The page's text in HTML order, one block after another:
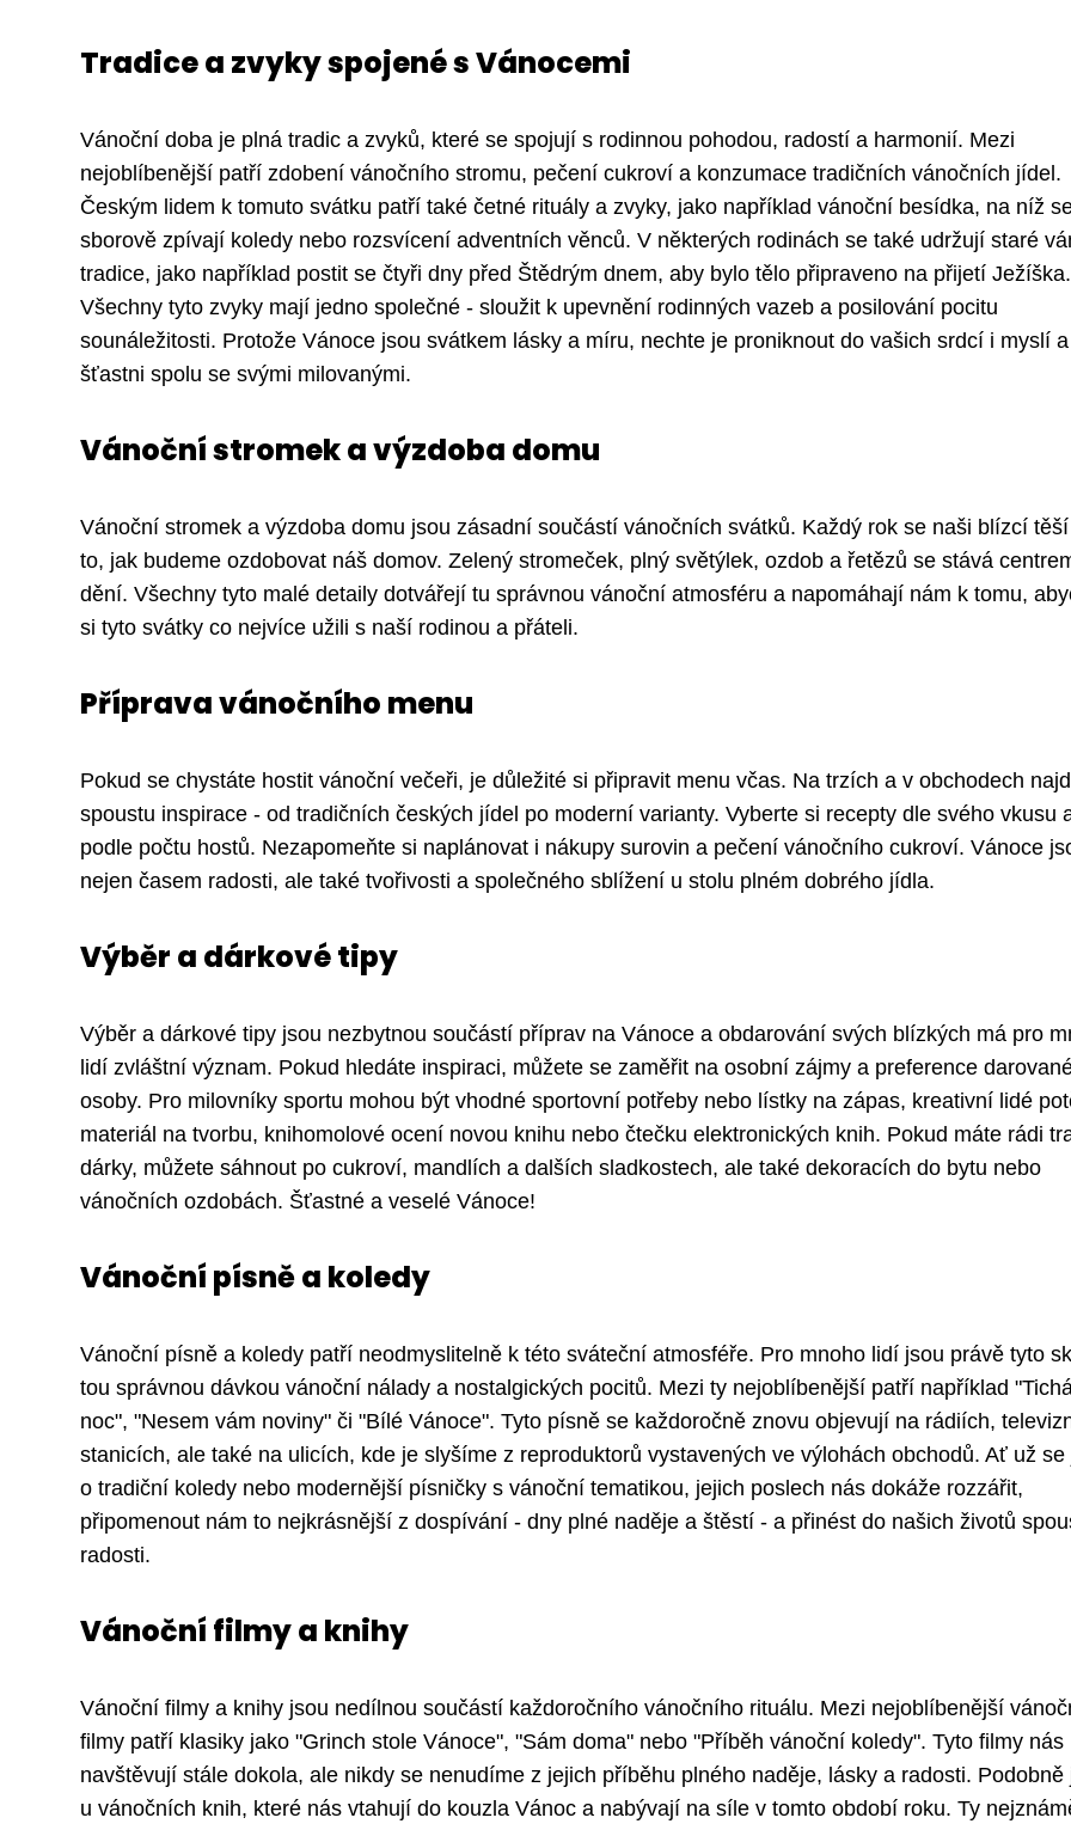
Tradice a zvyky spojené s Vánocemi
Vánoční doba je plná tradic a zvyků, které se spojují s rodinnou pohodou, radostí a harmonií. Mezi
nejoblíbenější patří zdobení vánočního stromu, pečení cukroví a konzumace tradičních vánočních jídel.
Českým lidem k tomuto svátku patří také četné rituály a zvyky, jako například vánoční besídka, na níž
sborově zpívají koledy nebo rozsvícení adventních věnců. V některých rodinách se také udržují staré
tradice, jako například postit se čtyři dny před Štědrým dnem, aby bylo tělo připraveno na přijetí Ježíška.
Všechny tyto zvyky mají jedno společné - sloužit k upevnění rodinných vazeb a posilování pocitu
sounáležitosti. Protože Vánoce jsou svátkem lásky a míru, nechte je proniknout do vašich srdcí i myslí
šťastni spolu se svými milovanými.
Vánoční stromek a výzdoba domu
Vánoční stromek a výzdoba domu jsou zásadní součástí vánočních svátků. Každý rok se naši blízcí
to, jak budeme ozdobovat náš domov. Zelený stromeček, plný světýlek, ozdob a řetězů se stává
dění. Všechny tyto malé detaily dotvářejí tu správnou vánoční atmosféru a napomáhají nám k tomu,
si tyto svátky co nejvíce užili s naší rodinou a přáteli.
Příprava vánočního menu
Pokud se chystáte hostit vánoční večeři, je důležité si připravit menu včas. Na trzích a v obchodech
spoustu inspirace - od tradičních českých jídel po moderní varianty. Vyberte si recepty dle svého vkusu
podle počtu hostů. Nezapomeňte si naplánovat i nákupy surovin a pečení vánočního cukroví. Vánoce
nejen časem radosti, ale také tvořivosti a společného sblížení u stolu plném dobrého jídla.
Výběr a dárkové tipy
Výběr a dárkové tipy jsou nezbytnou součástí příprav na Vánoce a obdarování svých blízkých má pro
lidí zvláštní význam. Pokud hledáte inspiraci, můžete se zaměřit na osobní zájmy a preference
osoby. Pro milovníky sportu mohou být vhodné sportovní potřeby nebo lístky na zápas, kreativní lidé
materiál na tvorbu, knihomolové ocení novou knihu nebo čtečku elektronických knih. Pokud máte rádi
dárky, můžete sáhnout po cukroví, mandlích a dalších sladkostech, ale také dekoracích do bytu nebo
vánočních ozdobách. Šťastné a veselé Vánoce!
Vánoční písně a koledy
Vánoční písně a koledy patří neodmyslitelně k této sváteční atmosféře. Pro mnoho lidí jsou právě tyto
tou správnou dávkou vánoční nálady a nostalgických pocitů. Mezi ty nejoblíbenější patří například
noc", "Nesem vám noviny" či "Bílé Vánoce". Tyto písně se každoročně znovu objevují na rádiích,
stanicích, ale také na ulicích, kde je slyšíme z reproduktorů vystavených ve výlohách obchodů. Ať už se
o tradiční koledy nebo modernější písničky s vánoční tematikou, jejich poslech nás dokáže rozzářit,
připomenout nám to nejkrásnější z dospívání - dny plné naděje a štěstí - a přinést do našich životů
radosti.
Vánoční filmy a knihy
Vánoční filmy a knihy jsou nedílnou součástí každoročního vánočního rituálu. Mezi nejoblíbenější
filmy patří klasiky jako "Grinch stole Vánoce", "Sám doma" nebo "Příběh vánoční koledy". Tyto filmy nás
navštěvují stále dokola, ale nikdy se nenudíme z jejich příběhu plného naděje, lásky a radosti. Podobně
u vánočních knih, které nás vtahují do kouzla Vánoc a nabývají na síle v tomto období roku. Ty